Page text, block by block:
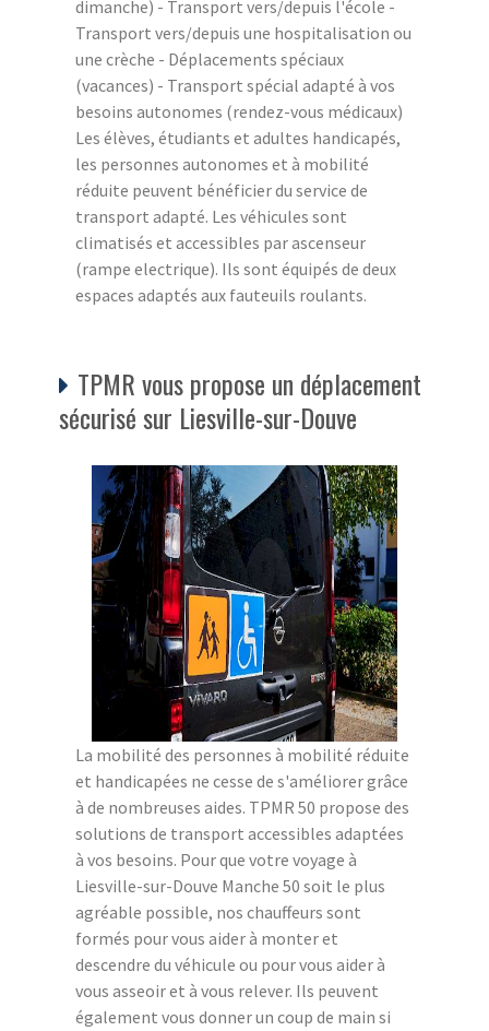
dimanche) - Transport vers/depuis l'école -
Transport vers/depuis une hospitalisation ou
une crèche - Déplacements spéciaux
(vacances) - Transport spécial adapté à vos
besoins autonomes (rendez-vous médicaux)
Les élèves, étudiants et adultes handicapés,
les personnes autonomes et à mobilité
réduite peuvent bénéficier du service de
transport adapté. Les véhicules sont
climatisés et accessibles par ascenseur
(rampe electrique). Ils sont équipés de deux
espaces adaptés aux fauteuils roulants.
TPMR vous propose un déplacement
sécurisé sur Liesville-sur-Douve
La mobilité des personnes à mobilité réduite
et handicapées ne cesse de s'améliorer grâce
à de nombreuses aides. TPMR 50 propose des
solutions de transport accessibles adaptées
à vos besoins. Pour que votre voyage à
Liesville-sur-Douve Manche 50 soit le plus
agréable possible, nos chauffeurs sont
formés pour vous aider à monter et
descendre du véhicule ou pour vous aider à
vous asseoir et à vous relever. Ils peuvent
également vous donner un coup de main si